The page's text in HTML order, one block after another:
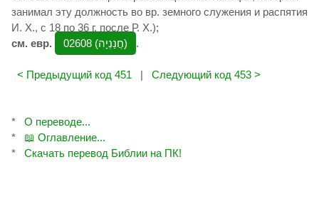
занимал эту должность во вр. земного служения и распятия
И. Х., с 18 по 36 г. после Р. Х.);
см. евр.
02608 (חֲנַנְיָה‎) .
< Предыдущий код 451 | Следующий код 453 >
*
О переводе...
*
📖 Оглавление...
*
Скачать перевод Библии на ПК!